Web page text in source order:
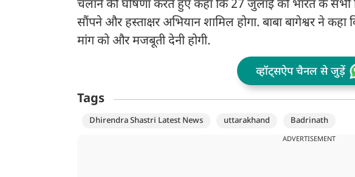
चलाने की घोषणा करते हुए कहा कि 27 जुलाई को भारत के सभी
सौंपने और हस्ताक्षर अभियान शामिल होगा. बाबा बागेश्वर ने कहा
मांग को और मजबूती देनी होगी.
व्हॉट्सऐप चैनल से जुड़ें
Tags
Dhirendra Shastri Latest News uttarakhand Badrinath
ADVERTISEMENT